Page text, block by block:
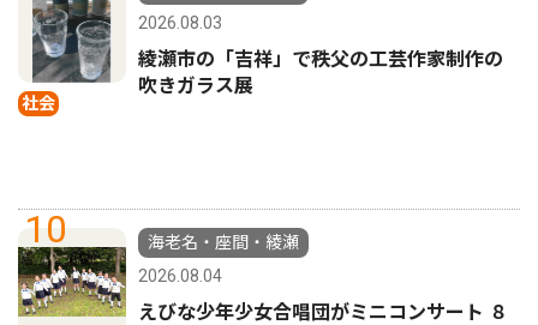
社会
2026.08.03
綾瀬市の「吉祥」で秩父の工芸作家制作の
吹きガラス展
10
海老名・座間・綾瀬
2026.08.04
えびな少年少女合唱団がミニコンサート ８